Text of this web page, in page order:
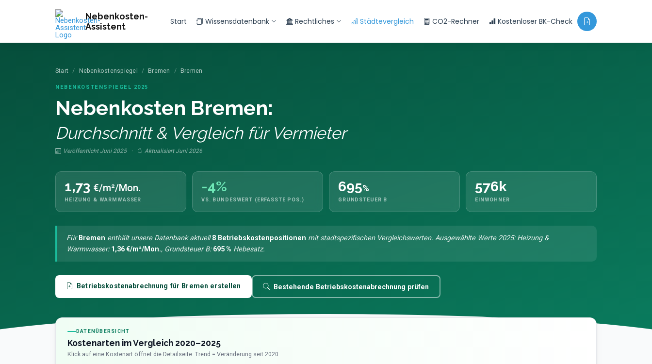
Nebenkosten-
Assistent
Start Wissensdatenbank Rechtliches Städtevergleich CO2-Rechner Kostenloser BK-Check
Start Nebenkostenspiegel Bremen Bremen
NEBENKOSTENSPIEGEL 2025
Nebenkosten Bremen:
Durchschnitt & Vergleich für Vermieter
Veröffentlicht Juni 2025 · Aktualisiert Juni 2026
1,73 €/m²/Mon.
HEIZUNG & WARMWASSER
-4%
VS. BUNDESWERT (ERFASSTE POS.)
695%
GRUNDSTEUER B
576k
EINWOHNER
Für Bremen enthält unsere Datenbank aktuell8 Betriebskostenpositionen mit stadtspezifischen Vergleichswerten. Ausgewählte Werte 2025: Heizung &
Warmwasser:1,36 €/m²/Mon., Grundsteuer B:695 % Hebesatz.
Betriebskostenabrechnung für Bremen erstellen Bestehende Betriebskostenabrechnung prüfen
DATENÜBERSICHT
Kostenarten im Vergleich 2020–2025
Klick auf eine Kostenart öffnet die Detailseite. Trend = Veränderung seit 2020.